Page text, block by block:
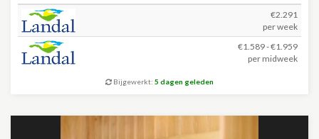
€2.291
per week
€1.589 - €1.959
per midweek
Bijgewerkt: 5 dagen geleden